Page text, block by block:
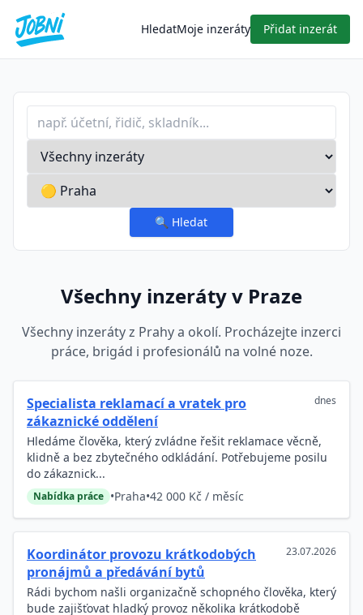
HledatMoje inzeráty Přidat inzerát
Profese nebo klíčové slovo
Typ inzerátu
Lokalita
🔍 Hledat
Všechny inzeráty v Praze
Všechny inzeráty z Prahy a okolí. Procházejte inzerci
práce, brigád i profesionálů na volné noze.
Specialista reklamací a vratek pro
zákaznické oddělení
dnes
Hledáme člověka, který zvládne řešit reklamace věcně,
klidně a bez zbytečného odkládání. Potřebujeme posilu
do zákaznick...
Nabídka práce •Praha•42 000 Kč / měsíc
Koordinátor provozu krátkodobých
pronájmů a předávání bytů
23.07.2026
Rádi bychom našli organizačně schopného člověka, který
bude zajišťovat hladký provoz několika krátkodobě